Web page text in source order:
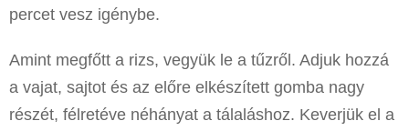
percet vesz igénybe.
Amint megfőtt a rizs, vegyük le a tűzről. Adjuk hozzá
a vajat, sajtot és az előre elkészített gomba nagy
részét, félretéve néhányat a tálaláshoz. Keverjük el a